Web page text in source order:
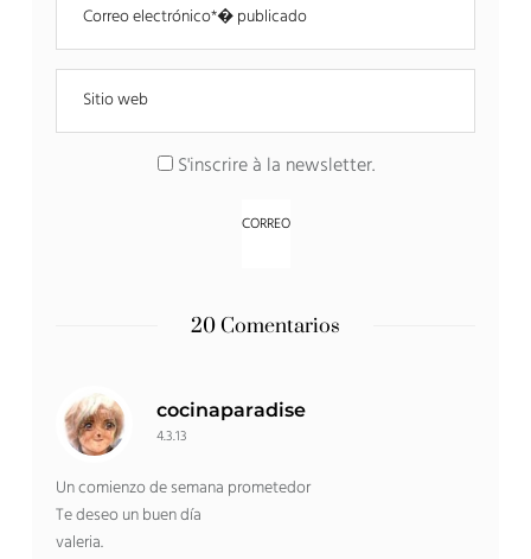
S'inscrire à la newsletter.
20 Comentarios
cocinaparadise
4.3.13
Un comienzo de semana prometedor
Te deseo un buen día
valeria.